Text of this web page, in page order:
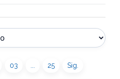
03 25 Sig.